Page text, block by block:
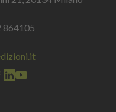
864105